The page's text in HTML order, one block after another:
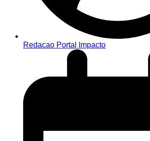
Redacao Portal Impacto